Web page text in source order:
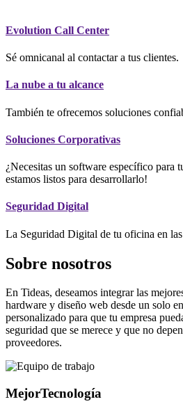
Evolution Call Center
Sé omnicanal al contactar a tus clientes.
La nube a tu alcance
También te ofrecemos soluciones
Soluciones Corporativas
¿Necesitas un software específico para
estamos listos para desarrollarlo!
Seguridad Digital
La Seguridad Digital de tu oficina en
Sobre nosotros
En Tideas, deseamos integrar las
hardware y diseño web desde un solo
personalizado para que tu empresa
seguridad que se merece y que no
proveedores.
MejorTecnología